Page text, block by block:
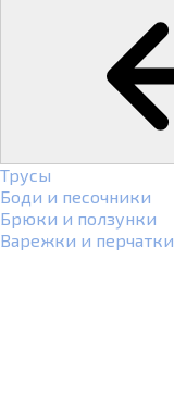
Трусы
Боди и песочники
Брюки и ползунки
Варежки и перчатки